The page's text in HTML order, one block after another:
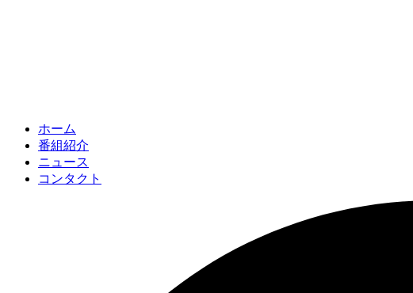
ホーム
番組紹介
ニュース
コンタクト